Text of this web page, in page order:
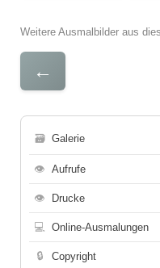
Weitere Ausmalbilder aus
←
🗃 Galerie
👁 Aufrufe
👁 Drucke
💻 Online-Ausmalungen
🔒 Copyright